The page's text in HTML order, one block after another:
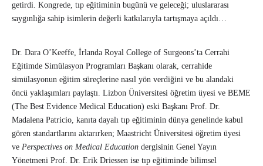
getirdi. Kongrede, tıp eğitiminin bugünü ve geleceği; uluslararası
saygınlığa sahip isimlerin değerli katkılarıyla tartışmaya açıldı…
Dr. Dara O’Keeffe, İrlanda Royal College of Surgeons’ta Cerrahi
Eğitimde Simülasyon Programları Başkanı olarak, cerrahide
simülasyonun eğitim süreçlerine nasıl yön verdiğini ve bu alandaki
öncü yaklaşımları paylaştı. Lizbon Üniversitesi öğretim üyesi ve BEME
(The Best Evidence Medical Education) eski Başkanı Prof. Dr.
Madalena Patricio, kanıta dayalı tıp eğitiminin dünya genelinde kabul
gören standartlarını aktarırken; Maastricht Üniversitesi öğretim üyesi
ve Perspectives on Medical Education dergisinin Genel Yayın
Yönetmeni Prof. Dr. Erik Driessen ise tıp eğitiminde bilimsel